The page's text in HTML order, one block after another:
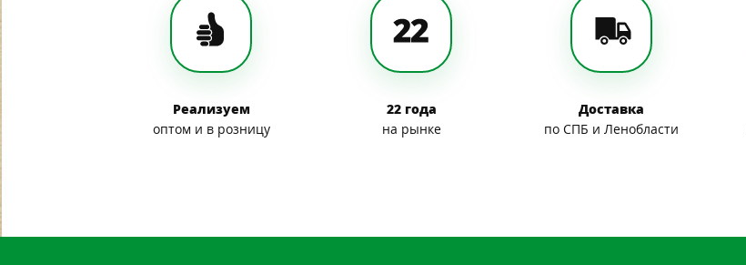
Реализуем
оптом и в розницу
22 года
на рынке
Доставка
по СПБ и Ленобласти